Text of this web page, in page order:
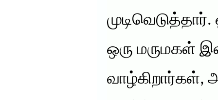
ஒரு மருமகள்
வாழ்கிறார்கள்,